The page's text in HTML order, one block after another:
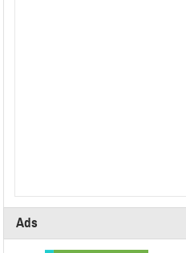
Ads